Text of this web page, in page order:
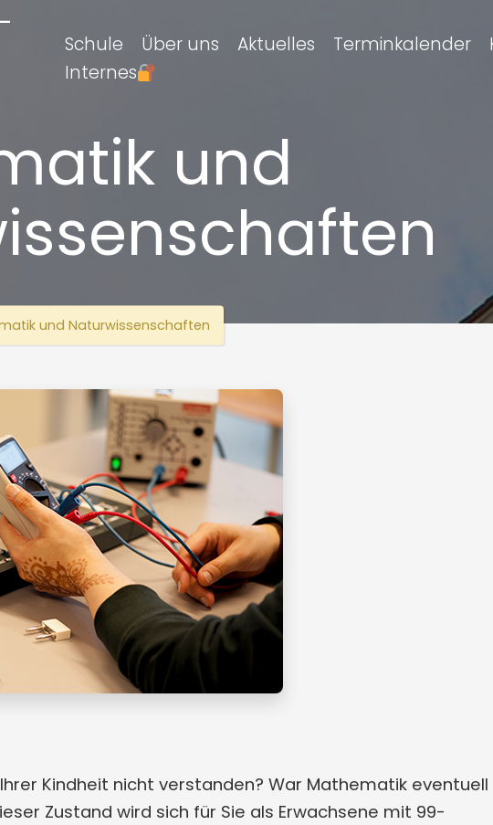
Schule Über uns Aktuelles Terminkalender
Internes
und
und Naturwissenschaften
Kindheit nicht verstanden? War Mathematik eventuell
Zustand wird sich für Sie als Erwachsene mit 99-